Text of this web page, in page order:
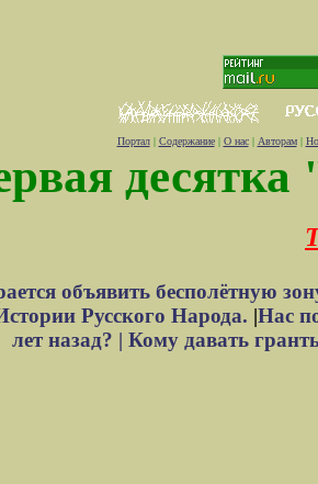
Портал| Содержание| О нас| Авторам|
десятка
объявить бесполётную
Русского Народа. |Нас
лет назад? | Кому давать